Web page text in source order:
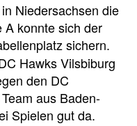
Niedersachsen die
A konnte sich der
sichern.
Hawks Vilsbiburg
den DC
aus Baden-
Spielen gut da.